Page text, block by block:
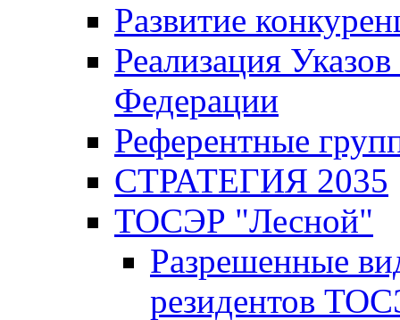
Развитие
Реализация
Федерации
Референтные
СТРАТЕГИЯ 2035
ТОСЭР "Лесной"
Разрешенные
резидентов